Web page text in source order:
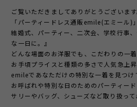
ご覧いただきましてありがとうございます
「パーティードレス通販emile(エミール)
結婚式、パーティー、二次会、学校行事
な一日に。』
どんな場面のお洋服でも、こだわりの一
お手頃プライスと種類の多さで人気急上昇
emileであなただけの特別な一着を見つけ
お呼ばれや特別な日のためのパーティー
サリーやバッグ、シューズなど取り扱って